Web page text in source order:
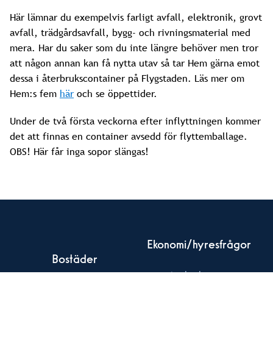
Här lämnar du exempelvis farligt avfall, elektronik, grovt
avfall, trädgårdsavfall, bygg- och rivningsmaterial med
mera. Har du saker som du inte längre behöver men tror
att någon annan kan få nytta utav så tar Hem gärna emot
dessa i återbrukscontainer på Flygstaden. Läs mer om
Hem:s fem här och se öppettider.
Under de två första veckorna efter inflyttningen kommer
det att finnas en container avsedd för flyttemballage.
OBS! Här får inga sopor slängas!
Bostäder
Ekonomi/hyresfrågor
Att bo hos oss